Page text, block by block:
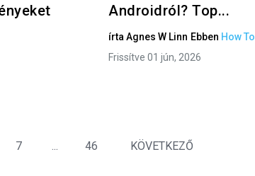
Androidról? Top...
írtaAgnes W Linn Ebben How To
Frissítve 01 jún, 2026
7 ... 46 KÖVETKEZŐ